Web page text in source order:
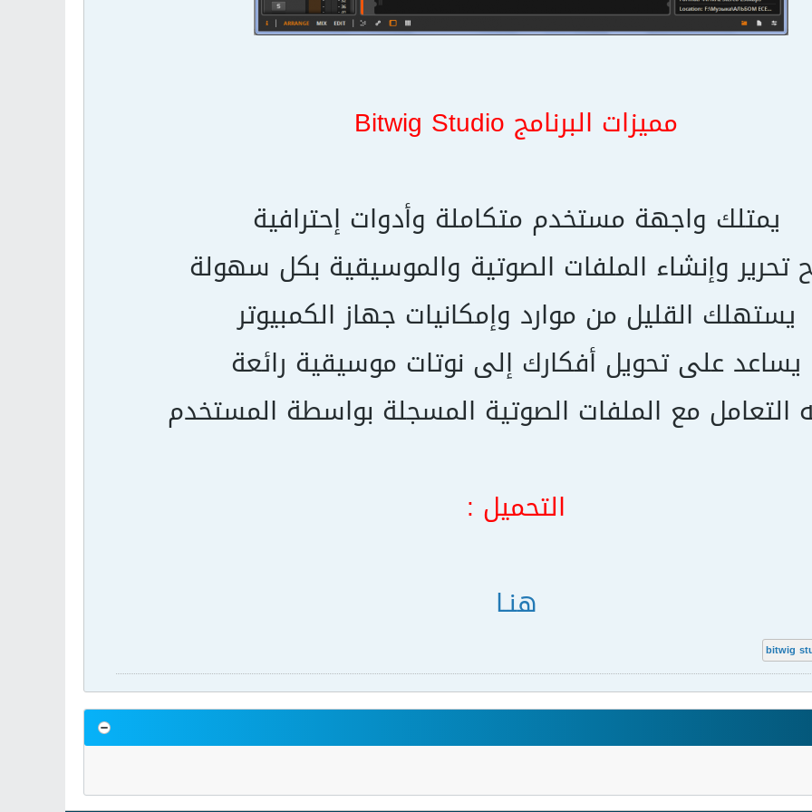
مميزات البرنامج Bitwig Studio
يمتلك واجهة مستخدم متكاملة وأدوات إحترافية
تحرير وإنشاء الملفات الصوتية والموسيقية بكل سهولة
يستهلك القليل من موارد وإمكانيات جهاز الكمبيوتر
يساعد على تحويل أفكارك إلى نوتات موسيقية رائعة
التعامل مع الملفات الصوتية المسجلة بواسطة المستخدم
التحميل :
هنـا
bitwig